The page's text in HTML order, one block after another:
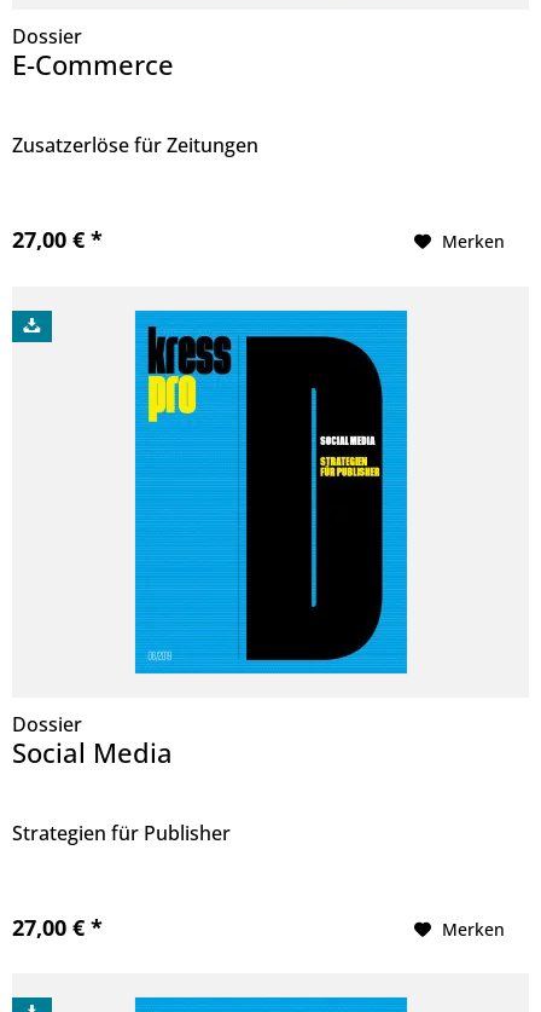
Dossier
E-Commerce
Zusatzerlöse für Zeitungen
27,00 € * Merken
Dossier
Social Media
Strategien für Publisher
27,00 € * Merken